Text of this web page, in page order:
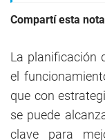
Compartí esta
La planificación
el
que con
se puede
clave para